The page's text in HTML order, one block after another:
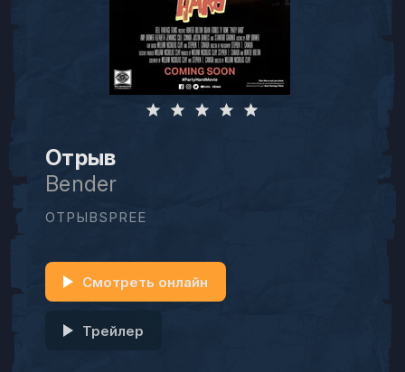
Отрыв
Bender
ОТРЫВSPREE
Смотреть онлайн
Трейлер